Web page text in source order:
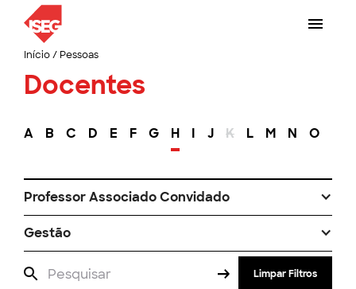
Início/ Pessoas
Docentes
A B C D E F G H I J K L M N O
Professor Associado Convidado
Gestão
Limpar Filtros